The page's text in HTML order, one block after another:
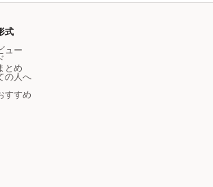
式
ュー
とめ
の人へ
すすめ